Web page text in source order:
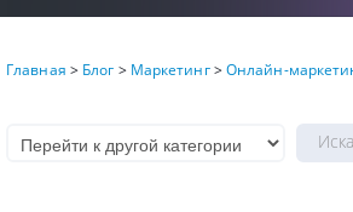
Главная > Блог > Маркетинг>Онлайн-